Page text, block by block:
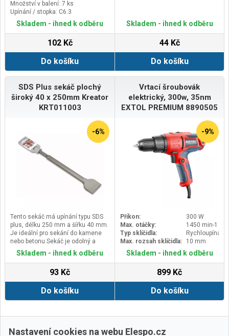
Množství v balení: 7 ks
Upínání / stopka: C6.3
Skladem - ihned k odběru
102 Kč
Do košíku
Skladem - ihned k odběru
44 Kč
Do košíku
SDS Plus sekáč plochý
široký 40 x 250mm Kreator
KRT011003
-6%
Tento sekáč má upínání typu SDS
plus, délku 250 mm a šířku 40 mm.
Je ideální pro sekání do kamene
nebo betonu.Sekáč je odolný a
vysoce pevný.
Sekáče typu SDS plus nejsou
kompatibilní se sekáči typu SDS
max a naopak.
Skladem - ihned k odběru
93 Kč
Do košíku
Vrtací šroubovák
elektrický, 300w, 35nm
EXTOL PREMIUM 8890505
-9%
Příkon:
300 W
Max. otáčky:
1450 min-1
Typ sklíčidla:
Rychloupínací
Max. rozsah sklíčidla:
10 mm
Skladem - ihned k odběru
899 Kč
Do košíku
Další › Poslední »
Nastavení cookies na webu Elespo.cz